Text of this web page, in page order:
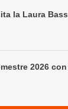
la Laura
2026 con